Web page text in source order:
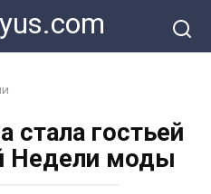
стала гостьей
Недели моды